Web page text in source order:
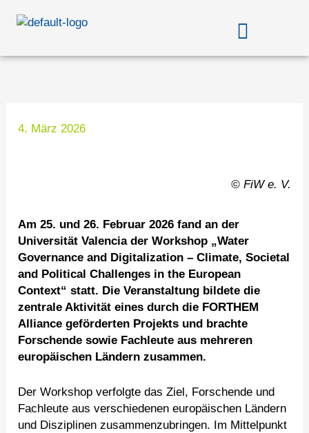
Inhalt
Menü
4. März 2026
© FiW e. V.
Am 25. und 26. Februar 2026 fand an der
Universität Valencia der Workshop „Water
Governance and Digitalization – Climate, Societal
and Political Challenges in the European
Context“ statt. Die Veranstaltung bildete die
zentrale Aktivität eines durch die FORTHEM
Alliance geförderten Projekts und brachte
Forschende sowie Fachleute aus mehreren
europäischen Ländern zusammen.
Der Workshop verfolgte das Ziel, Forschende und
Fachleute aus verschiedenen europäischen Ländern
und Disziplinen zusammenzubringen. Im Mittelpunkt